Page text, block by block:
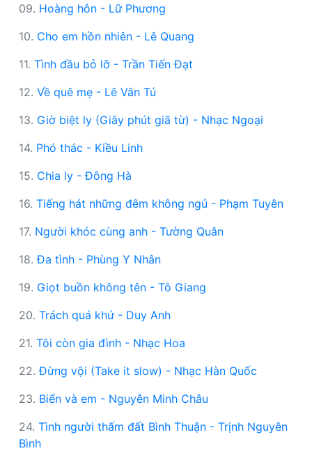
09. Hoàng hôn - Lữ Phương
10. Cho em hồn nhiên - Lê Quang
11. Tình đầu bỏ lỡ - Trần Tiến Đạt
12. Về quê mẹ - Lê Vân Tú
13. Giờ biệt ly (Giây phút giã từ) - Nhạc Ngoại
14. Phó thác - Kiều Linh
15. Chia ly - Đông Hà
16. Tiếng hát những đêm không ngủ - Phạm Tuyên
17. Người khóc cùng anh - Tường Quân
18.Đa tình - Phùng Y Nhân
19. Giọt buồn không tên - Tô Giang
20. Trách quá khứ - Duy Anh
21. Tôi còn gia đình - Nhạc Hoa
22.Đừng vội (Take it slow) - Nhạc Hàn Quốc
23. Biển và em - Nguyễn Minh Châu
24. Tình người thấm đất Bình Thuận - Trịnh Nguyên
Bình